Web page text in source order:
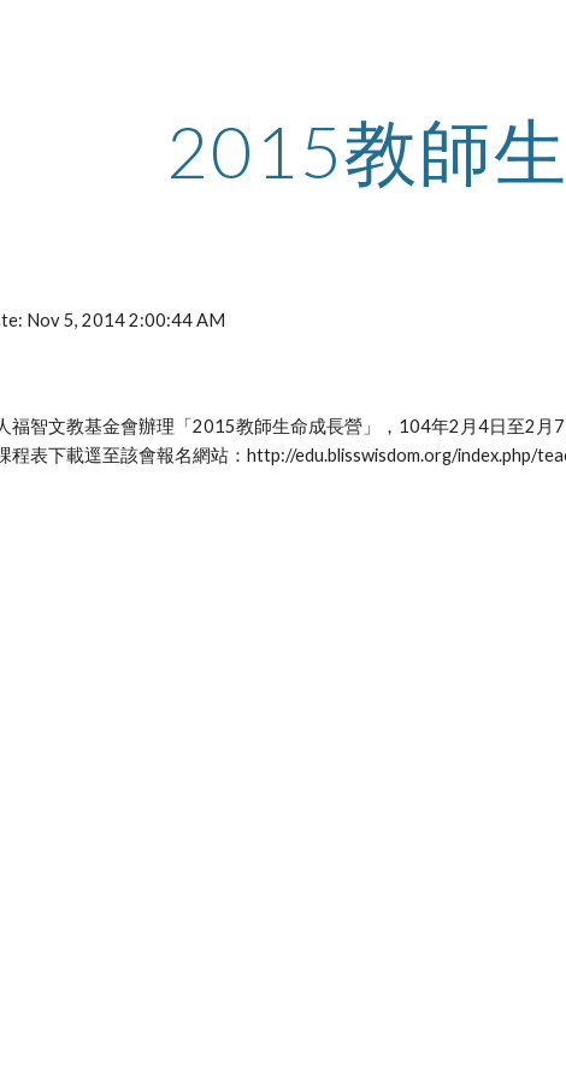
2015教師
Nov 5, 2014 2:00:44 AM
福智文教基金會辦理「2015教師生命成長營」，104年2月4日至2
程表下載逕至該會報名網站：http://edu.blisswisdom.org/index.php/